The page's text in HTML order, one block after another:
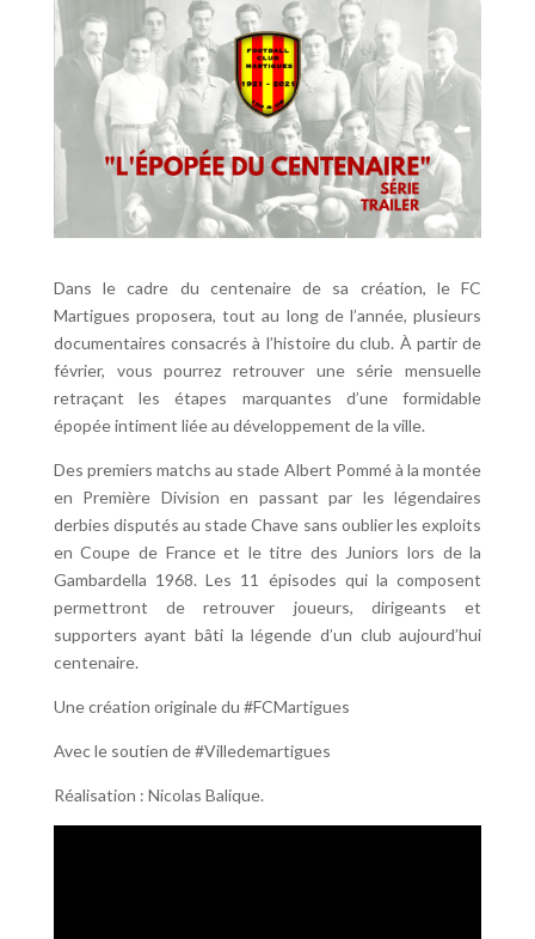
Dans le cadre du centenaire de sa création, le FC
Martigues proposera, tout au long de l’année, plusieurs
documentaires consacrés à l’histoire du club. À partir de
février, vous pourrez retrouver une série mensuelle
retraçant les étapes marquantes d’une formidable
épopée intiment liée au développement de la ville.
Des premiers matchs au stade Albert Pommé à la montée
en Première Division en passant par les légendaires
derbies disputés au stade Chave sans oublier les exploits
en Coupe de France et le titre des Juniors lors de la
Gambardella 1968. Les 11 épisodes qui la composent
permettront de retrouver joueurs, dirigeants et
supporters ayant bâti la légende d’un club aujourd’hui
centenaire.
Une création originale du #FCMartigues
Avec le soutien de #Villedemartigues
Réalisation : Nicolas Balique.